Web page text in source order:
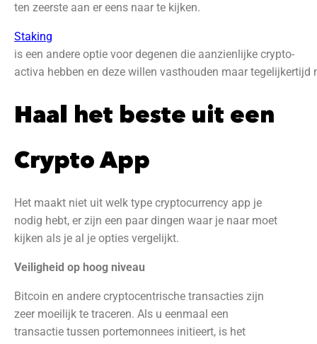
ten zeerste aan er eens naar te kijken.
Staking
is een andere optie voor degenen die aanzienlijke crypto-
activa hebben en deze willen vasthouden maar tegelijkertijd
Haal het beste uit een
Crypto App
Het maakt niet uit welk type cryptocurrency app je
nodig hebt, er zijn een paar dingen waar je naar moet
kijken als je al je opties vergelijkt.
Veiligheid op hoog niveau
Bitcoin en andere cryptocentrische transacties zijn
zeer moeilijk te traceren. Als u eenmaal een
transactie tussen portemonnees initieert, is het